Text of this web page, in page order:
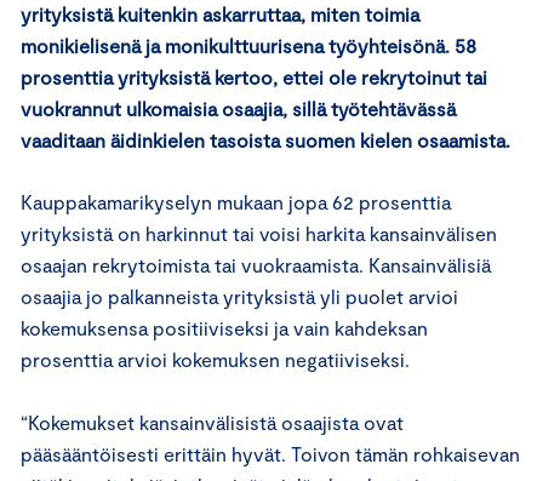
yrityksistä kuitenkin askarruttaa, miten toimia
monikielisenä ja monikulttuurisena työyhteisönä. 58
prosenttia yrityksistä kertoo, ettei ole rekrytoinut tai
vuokrannut ulkomaisia osaajia, sillä työtehtävässä
vaaditaan äidinkielen tasoista suomen kielen osaamista.
Kauppakamarikyselyn mukaan jopa 62 prosenttia
yrityksistä on harkinnut tai voisi harkita kansainvälisen
osaajan rekrytoimista tai vuokraamista. Kansainvälisiä
osaajia jo palkanneista yrityksistä yli puolet arvioi
kokemuksensa positiiviseksi ja vain kahdeksan
prosenttia arvioi kokemuksen negatiiviseksi.
“Kokemukset kansainvälisistä osaajista ovat
pääsääntöisesti erittäin hyvät. Toivon tämän rohkaisevan